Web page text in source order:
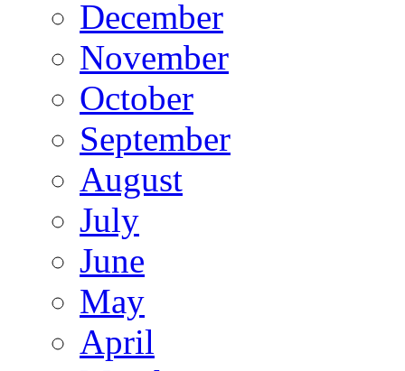
December
November
October
September
August
July
June
May
April